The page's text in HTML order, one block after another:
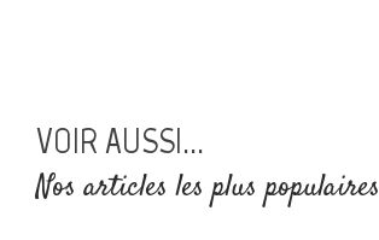
VOIR AUSSI...
Nos articles les plus populaires